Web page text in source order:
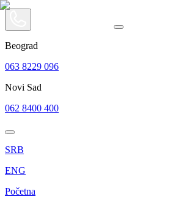
Beograd
063 8229 096
Novi Sad
062 8400 400
SRB
ENG
Početna